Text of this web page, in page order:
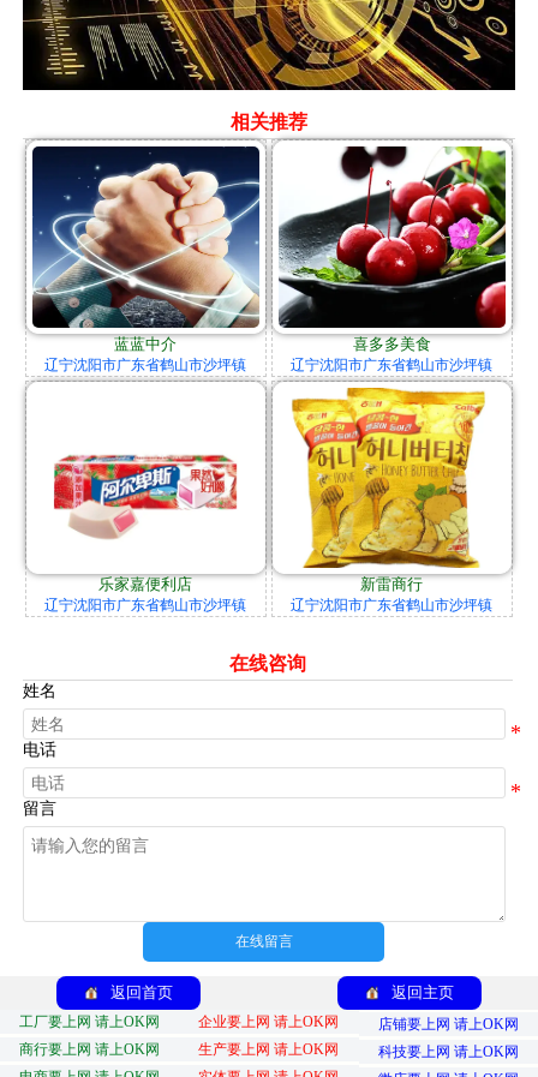
相关推荐
蓝蓝中介
辽宁沈阳市广东省鹤山市沙坪镇
喜多多美食
辽宁沈阳市广东省鹤山市沙坪镇
乐家嘉便利店
辽宁沈阳市广东省鹤山市沙坪镇
新雷商行
辽宁沈阳市广东省鹤山市沙坪镇
在线咨询
姓名
电话
留言
在线留言
返回首页 返回主页
工厂要上网 请上OK网 企业要上网 请上OK网
店铺要上网 请上OK网
商行要上网 请上OK网
生产要上网 请上OK网
科技要上网 请上OK网